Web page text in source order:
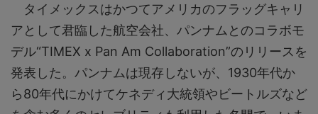
タイメックスはかつてアメリカのフラッグキャリ
アとして君臨した航空会社、パンナムとのコラボモ
デル“TIMEX x Pan Am Collaboration”のリリースを
発表した。パンナムは現存しないが、1930年代か
ら80年代にかけてケネディ大統領やビートルズなど